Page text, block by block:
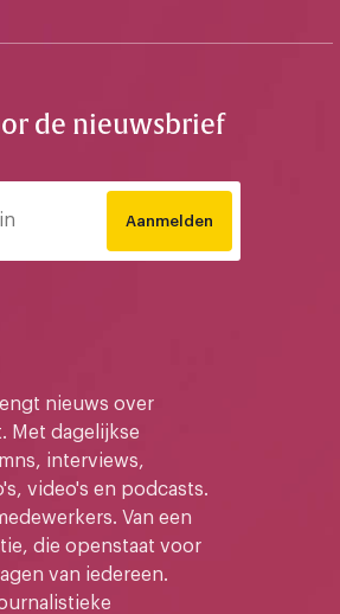
de nieuwsbrief
Aanmelden
nieuws over
Met dagelijkse
interviews,
video's en podcasts.
Van een
die openstaat voor
van iedereen.